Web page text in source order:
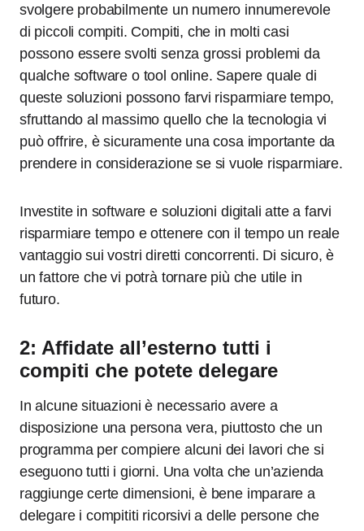
svolgere probabilmente un numero innumerevole
di piccoli compiti. Compiti, che in molti casi
possono essere svolti senza grossi problemi da
qualche software o tool online. Sapere quale di
queste soluzioni possono farvi risparmiare tempo,
sfruttando al massimo quello che la tecnologia vi
può offrire, è sicuramente una cosa importante da
prendere in considerazione se si vuole risparmiare.
Investite in software e soluzioni digitali atte a farvi
risparmiare tempo e ottenere con il tempo un reale
vantaggio sui vostri diretti concorrenti. Di sicuro, è
un fattore che vi potrà tornare più che utile in
futuro.
2: Affidate all’esterno tutti i
compiti che potete delegare
In alcune situazioni è necessario avere a
disposizione una persona vera, piuttosto che un
programma per compiere alcuni dei lavori che si
eseguono tutti i giorni. Una volta che un’azienda
raggiunge certe dimensioni, è bene imparare a
delegare i compititi ricorsivi a delle persone che